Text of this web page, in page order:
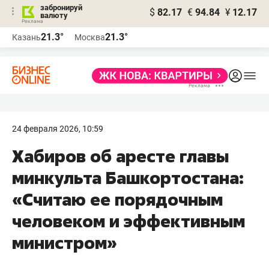
забронируй
валюту
$ 82.17 € 94.84 ¥ 12.17
Казань21.3° Москва21.3°
24 февраля 2026, 10:59
Хабиров об аресте главы
минкульта Башкортостана:
«Считаю ее порядочным
человеком и эффективным
министром»